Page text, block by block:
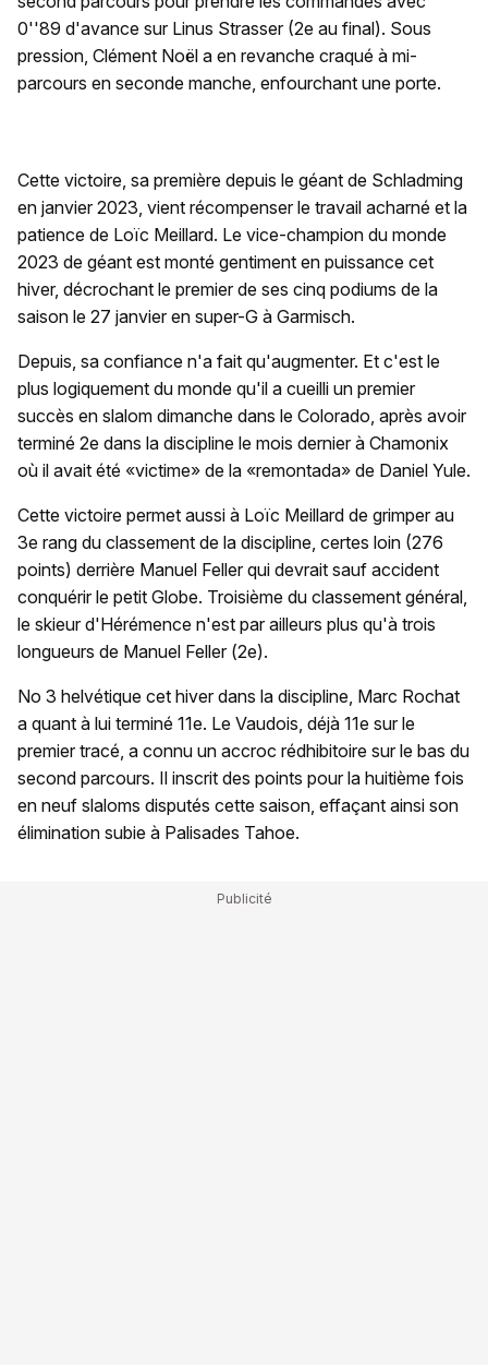
0''89 d'avance sur Linus Strasser (2e au final). Sous
pression, Clément Noël a en revanche craqué à mi-
parcours en seconde manche, enfourchant une porte.
Cette victoire, sa première depuis le géant de Schladming
en janvier 2023, vient récompenser le travail acharné et la
patience de Loïc Meillard. Le vice-champion du monde
2023 de géant est monté gentiment en puissance cet
hiver, décrochant le premier de ses cinq podiums de la
saison le 27 janvier en super-G à Garmisch.
Depuis, sa confiance n'a fait qu'augmenter. Et c'est le
plus logiquement du monde qu'il a cueilli un premier
succès en slalom dimanche dans le Colorado, après avoir
terminé 2e dans la discipline le mois dernier à Chamonix
où il avait été «victime» de la «remontada» de Daniel Yule.
Cette victoire permet aussi à Loïc Meillard de grimper au
3e rang du classement de la discipline, certes loin (276
points) derrière Manuel Feller qui devrait sauf accident
conquérir le petit Globe. Troisième du classement général,
le skieur d'Hérémence n'est par ailleurs plus qu'à trois
longueurs de Manuel Feller (2e).
No 3 helvétique cet hiver dans la discipline, Marc Rochat
a quant à lui terminé 11e. Le Vaudois, déjà 11e sur le
premier tracé, a connu un accroc rédhibitoire sur le bas du
second parcours. Il inscrit des points pour la huitième fois
en neuf slaloms disputés cette saison, effaçant ainsi son
élimination subie à Palisades Tahoe.